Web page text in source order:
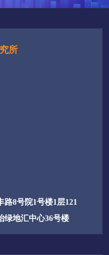
所
8号院1号楼1层121
绿地汇中心36号楼